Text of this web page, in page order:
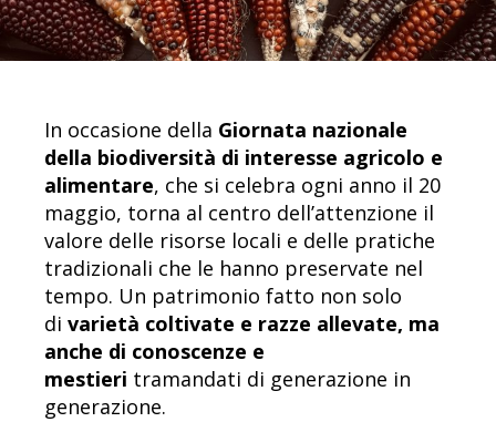
In occasione della Giornata nazionale
della biodiversità di interesse agricolo e
alimentare, che si celebra ogni anno il 20
maggio, torna al centro dell’attenzione il
valore delle risorse locali e delle pratiche
tradizionali che le hanno preservate nel
tempo. Un patrimonio fatto non solo
di varietà coltivate e razze allevate, ma
anche di conoscenze e
mestieri tramandati di generazione in
generazione.